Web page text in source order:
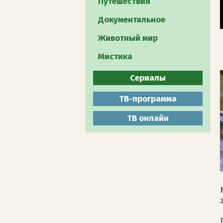
Документальное
Животный мир
Мистика
Сериалы
Боевики
Военные
ТВ-программа
ТВ онлайн